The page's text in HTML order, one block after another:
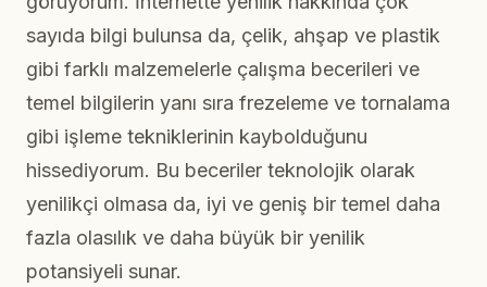
sayıda bilgi bulunsa da, çelik, ahşap ve plastik
gibi farklı malzemelerle çalışma becerileri ve
temel bilgilerin yanı sıra frezeleme ve tornalama
gibi işleme tekniklerinin kaybolduğunu
hissediyorum. Bu beceriler teknolojik olarak
yenilikçi olmasa da, iyi ve geniş bir temel daha
fazla olasılık ve daha büyük bir yenilik
potansiyeli sunar.